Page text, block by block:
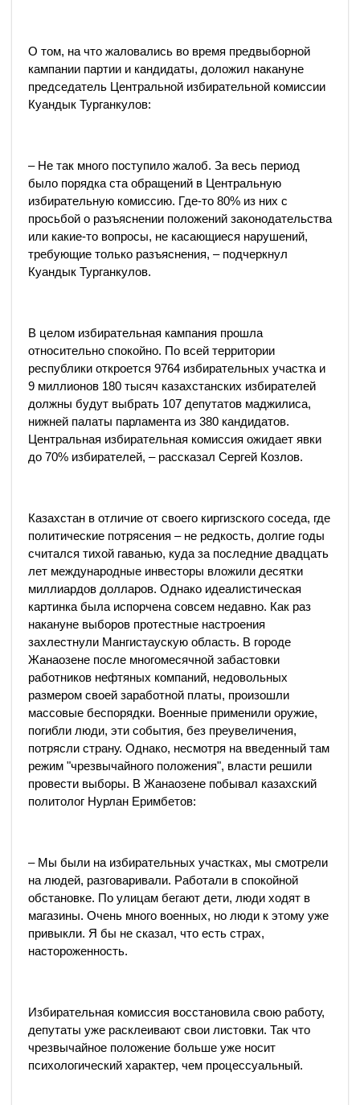
О том, на что жаловались во время предвыборной
кампании партии и кандидаты, доложил накануне
председатель Центральной избирательной комиссии
Куандык Турганкулов:
– Не так много поступило жалоб. За весь период
было порядка ста обращений в Центральную
избирательную комиссию. Где-то 80% из них с
просьбой о разъяснении положений законодательства
или какие-то вопросы, не касающиеся нарушений,
требующие только разъяснения, – подчеркнул
Куандык Турганкулов.
В целом избирательная кампания прошла
относительно спокойно. По всей территории
республики откроется 9764 избирательных участка и
9 миллионов 180 тысяч казахстанских избирателей
должны будут выбрать 107 депутатов маджилиса,
нижней палаты парламента из 380 кандидатов.
Центральная избирательная комиссия ожидает явки
до 70% избирателей, – рассказал Сергей Козлов.
Казахстан в отличие от своего киргизского соседа, где
политические потрясения – не редкость, долгие годы
считался тихой гаванью, куда за последние двадцать
лет международные инвесторы вложили десятки
миллиардов долларов. Однако идеалистическая
картинка была испорчена совсем недавно. Как раз
накануне выборов протестные настроения
захлестнули Мангистаускую область. В городе
Жанаозене после многомесячной забастовки
работников нефтяных компаний, недовольных
размером своей заработной платы, произошли
массовые беспорядки. Военные применили оружие,
погибли люди, эти события, без преувеличения,
потрясли страну. Однако, несмотря на введенный там
режим "чрезвычайного положения", власти решили
провести выборы. В Жанаозене побывал казахский
политолог Нурлан Еримбетов:
– Мы были на избирательных участках, мы смотрели
на людей, разговаривали. Работали в спокойной
обстановке. По улицам бегают дети, люди ходят в
магазины. Очень много военных, но люди к этому уже
привыкли. Я бы не сказал, что есть страх,
настороженность.
Избирательная комиссия восстановила свою работу,
депутаты уже расклеивают свои листовки. Так что
чрезвычайное положение больше уже носит
психологический характер, чем процессуальный.